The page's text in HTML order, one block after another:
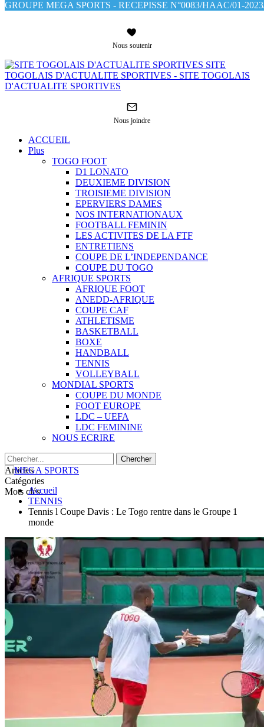
GROUPE MEGA SPORTS - RECEPISSE N°0083/HAAC/01-
Nous soutenir
SITE
TOGOLAIS D'ACTUALITE SPORTIVES - SITE TOGOLAIS
D'ACTUALITE SPORTIVES
Nous joindre
ACCUEIL
Plus
TOGO FOOT
D1 LONATO
DEUXIEME DIVISION
TROISIEME DIVISION
EPERVIERS DAMES
NOS INTERNATIONAUX
FOOTBALL FEMININ
LES ACTIVITES DE LA FTF
ENTRETIENS
COUPE DE L’INDEPENDANCE
COUPE DU TOGO
AFRIQUE SPORTS
AFRIQUE FOOT
ANEDD-AFRIQUE
COUPE CAF
ATHLETISME
BASKETBALL
BOXE
HANDBALL
TENNIS
VOLLEYBALL
MONDIAL SPORTS
COUPE DU MONDE
FOOT EUROPE
LDC – UEFA
LDC FEMININE
NOUS ECRIRE
Articles
Catégories
Mots clésAccueil
TENNIS
Tennis l Coupe Davis : Le Togo rentre dans le Groupe 1
monde